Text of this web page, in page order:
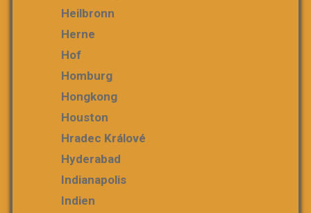
Heilbronn
Herne
Hof
Homburg
Hongkong
Houston
Hradec Králové
Hyderabad
Indianapolis
Indien